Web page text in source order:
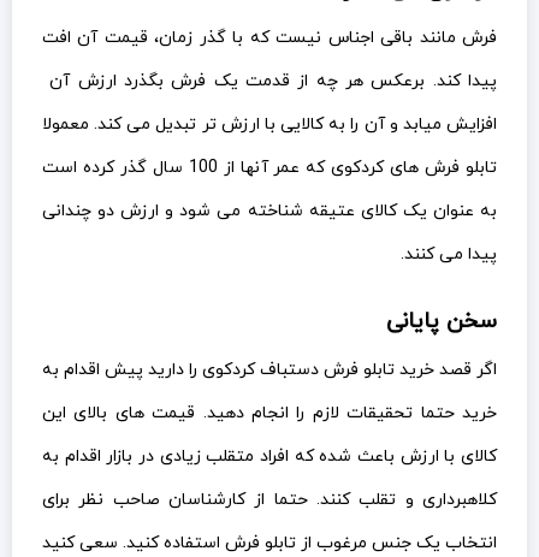
فرش مانند باقی اجناس نیست که با گذر زمان، قیمت آن افت
پیدا کند. برعکس هر چه از قدمت یک فرش بگذرد ارزش آن
افزایش میابد و آن را به کالایی با ارزش تر تبدیل می کند. معمولا
تابلو فرش های کردکوی که عمر آنها از 100 سال گذر کرده است
به عنوان یک کالای عتیقه شناخته می شود و ارزش دو چندانی
پیدا می کنند.
سخن پایانی
اگر قصد خرید تابلو فرش دستباف کردکوی را دارید پیش اقدام به
خرید حتما تحقیقات لازم را انجام دهید. قیمت های بالای این
کالای با ارزش باعث شده که افراد متقلب زیادی در بازار اقدام به
کلاهبرداری و تقلب کنند. حتما از کارشناسان صاحب نظر برای
انتخاب یک جنس مرغوب از تابلو فرش استفاده کنید. سعی کنید